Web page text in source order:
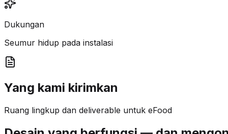
Dukungan
Seumur hidup pada instalasi
Yang kami kirimkan
Ruang lingkup dan deliverable untuk eFood